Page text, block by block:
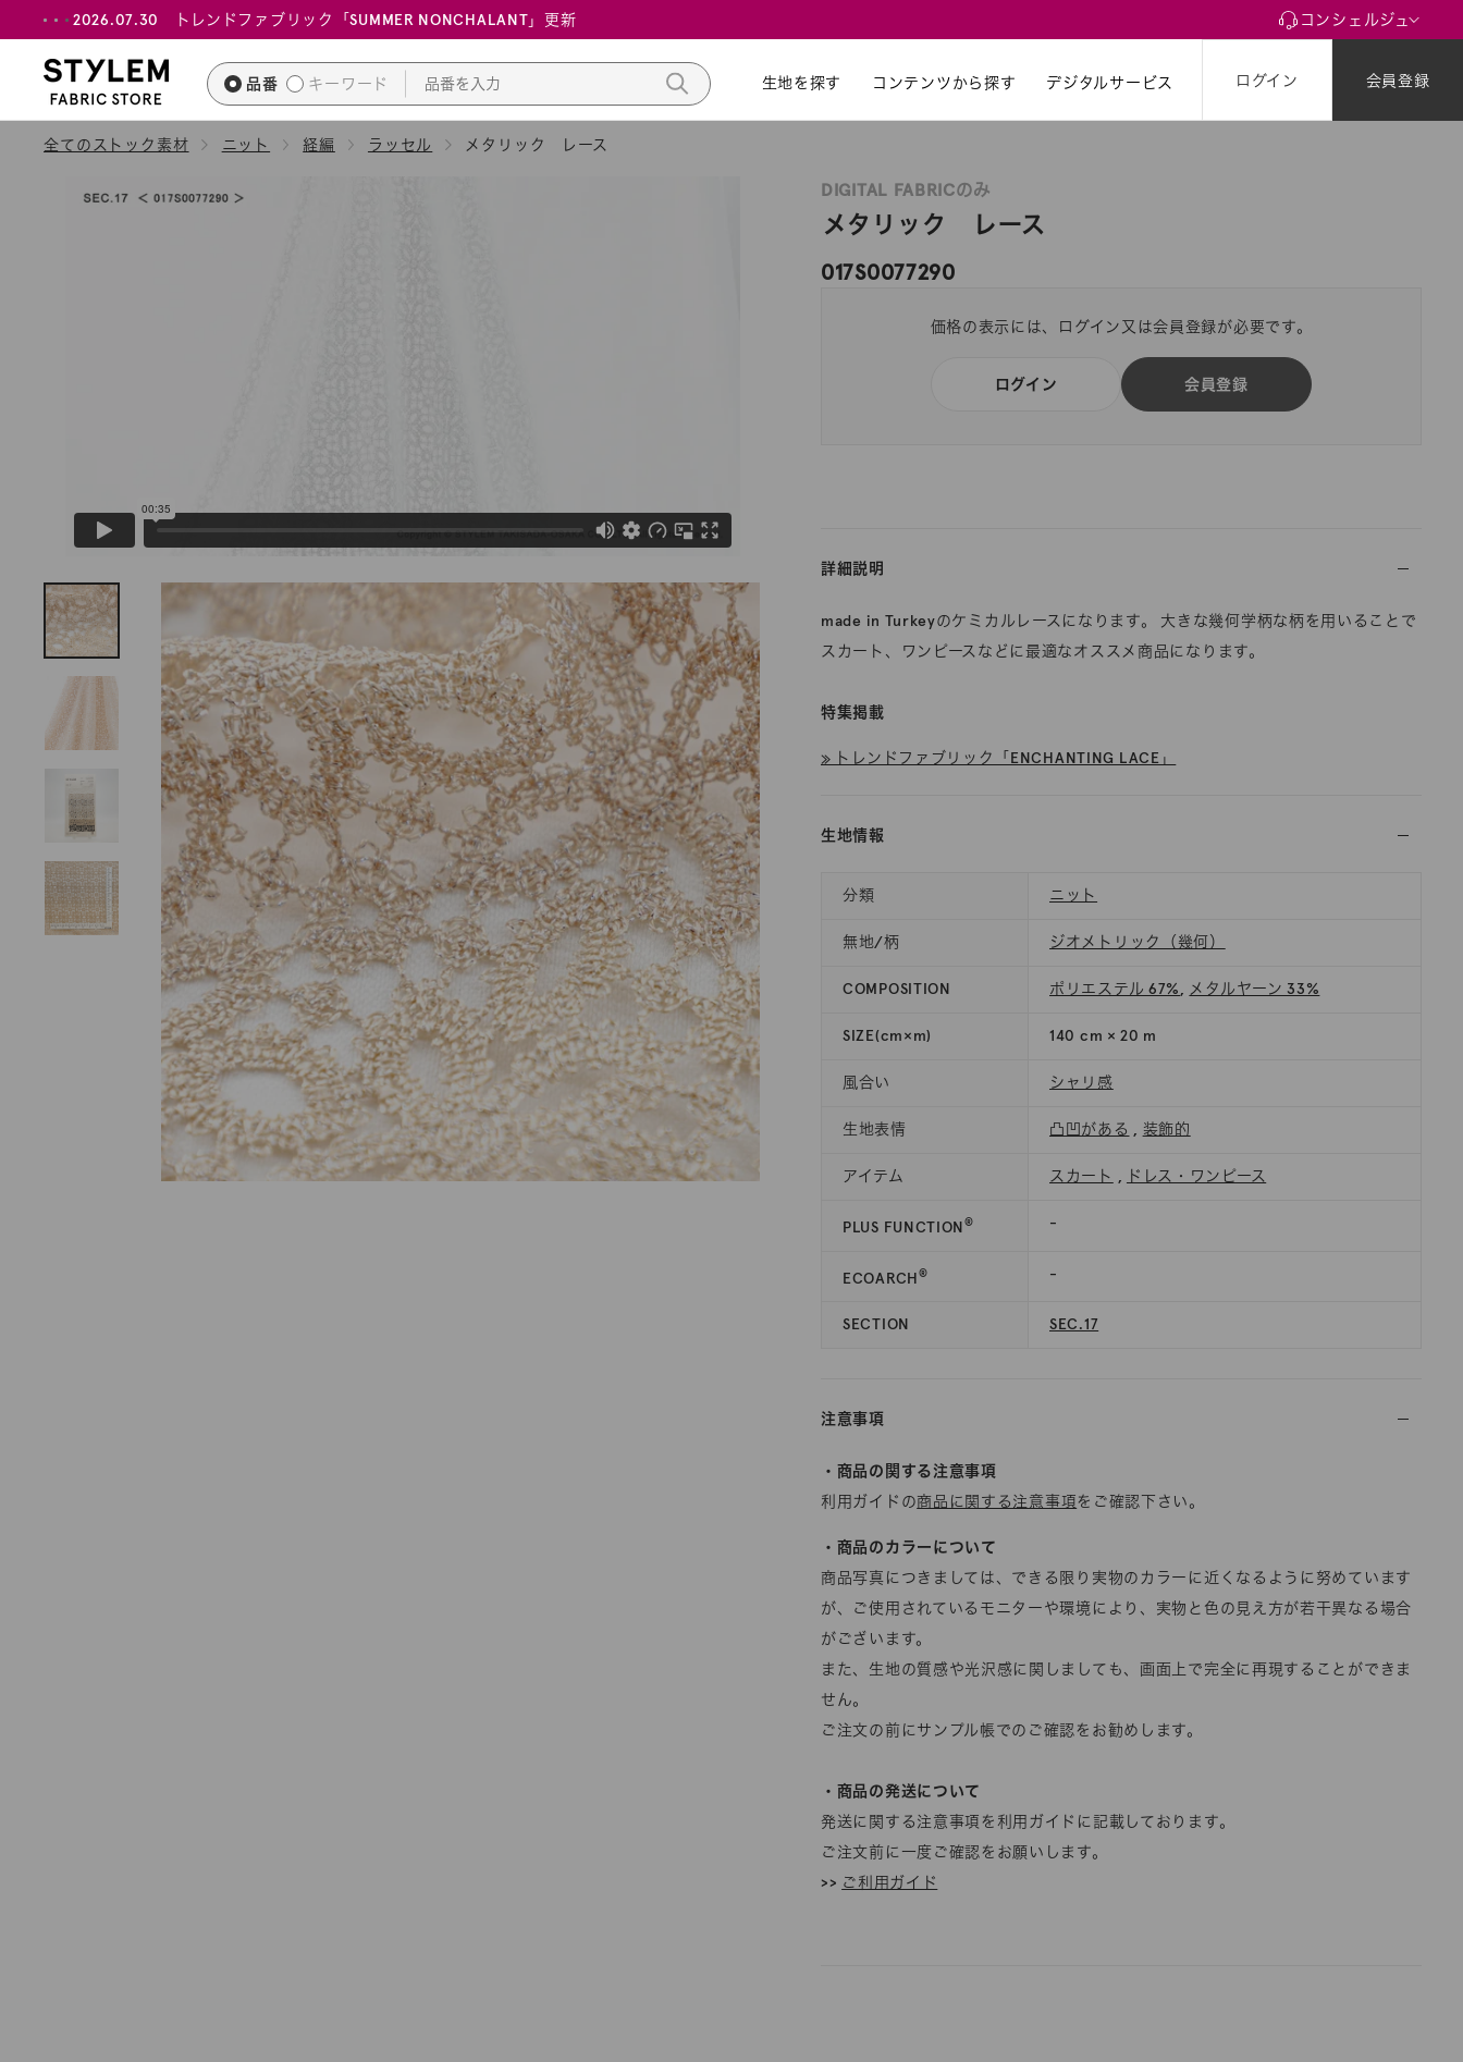
キ
し
2026.07.30 トレンドファブリック「SUMMER NONCHALANT」更新 コンシェルジュ
品番 キーワード 生地を探す
生地を探す コンテンツから探す
コンテンツから探す デジタルサービス ログイン 会員登録
全てのストック素材 ニット 経編 ラッセル メタリック レース
DIGITAL FABRICのみ
メタリック レース
017S0077290
価格の表示には、ログイン又は会員登録が必要です。
ログイン 会員登録
詳細説明
made in Turkeyのケミカルレースになります。 大きな幾何学柄な柄を用いることで
スカート、ワンピースなどに最適なオススメ商品になります。
特集掲載
≫ トレンドファブリック「ENCHANTING LACE」
生地情報
分類 ニット
無地/柄 ジオメトリック（幾何）
COMPOSITION ポリエステル 67%, メタルヤーン 33%
SIZE(cm×m) 140 cm × 20 m
風合い シャリ感
生地表情 凸凹がある , 装飾的
アイテム スカート , ドレス・ワンピース
PLUS FUNCTION® -
ECOARCH® -
SECTION SEC.17
注意事項
・商品の関する注意事項
利用ガイドの商品に関する注意事項をご確認下さい。
・商品のカラーについて
商品写真につきましては、できる限り実物のカラーに近くなるように努めています
が、ご使用されているモニターや環境により、実物と色の見え方が若干異なる場合
がございます。
また、生地の質感や光沢感に関しましても、画面上で完全に再現することができま
せん。
ご注文の前にサンプル帳でのご確認をお勧めします。
・商品の発送について
発送に関する注意事項を利用ガイドに記載しております。
ご注文前に一度ご確認をお願いします。
>> ご利用ガイド